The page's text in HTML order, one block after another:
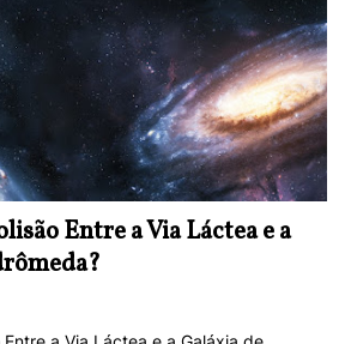
Entre a Via Láctea e a